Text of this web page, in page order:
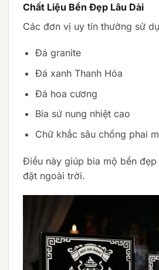
Chất Liệu Bền Đẹp Lâu Dài
Các đơn vị uy tín thường sử
Đá granite
Đá xanh Thanh Hóa
Đá hoa cương
Bia sứ nung nhiệt cao
Chữ khắc sâu chống phai
Điều này giúp bia mộ bền
đặt ngoài trời.